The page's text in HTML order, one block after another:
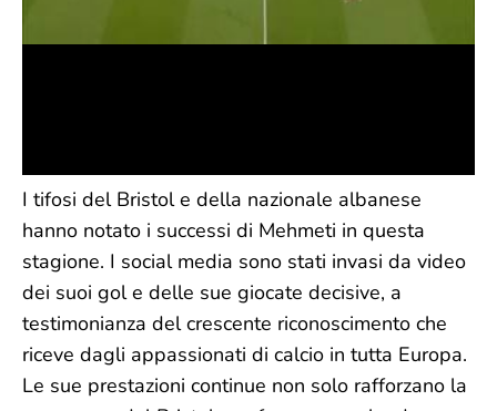
I tifosi del Bristol e della nazionale albanese
hanno notato i successi di Mehmeti in questa
stagione. I social media sono stati invasi da video
dei suoi gol e delle sue giocate decisive, a
testimonianza del crescente riconoscimento che
riceve dagli appassionati di calcio in tutta Europa.
Le sue prestazioni continue non solo rafforzano la